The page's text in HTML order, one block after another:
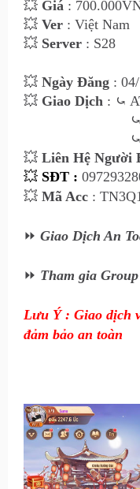
💥 Giá : 700
💥 Ver : Việt Nam
💥 Server : S28
💥 Ngày Đăng : 04
💥 Giao Dịch : ⤿
⤿
⤿
💥 Liên Hệ Người
💥 SĐT :
💥 Mã Acc :
⏩ Giao Dịch An
⏩ Tham gia
Lưu Ý : Giao dịch
đảm bảo an toàn